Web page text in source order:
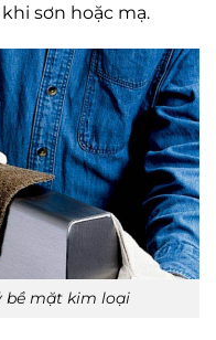
sơn hoặc mạ.
bề mặt kim loại